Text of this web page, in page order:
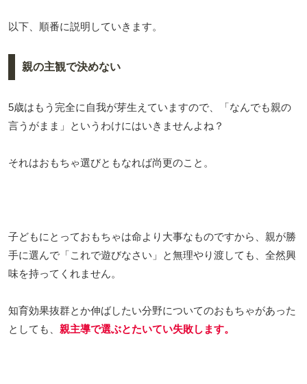
以下、順番に説明していきます。
親の主観で決めない
5歳はもう完全に自我が芽生えていますので、「なんでも親の
言うがまま」というわけにはいきませんよね？
それはおもちゃ選びともなれば尚更のこと。
子どもにとっておもちゃは命より大事なものですから、親が勝
手に選んで「これで遊びなさい」と無理やり渡しても、全然興
味を持ってくれません。
知育効果抜群とか伸ばしたい分野についてのおもちゃがあった
としても、 親主導で選ぶとたいてい失敗します。